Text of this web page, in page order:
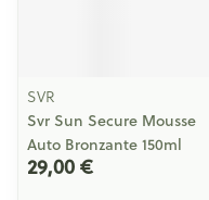
SVR
Svr Sun Secure Mousse
Auto Bronzante 150ml
29,00 €